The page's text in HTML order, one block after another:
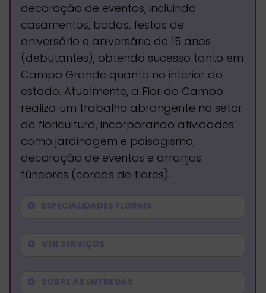
decoração de eventos, incluindo
casamentos, bodas, festas de
aniversário e aniversário de 15 anos
(debutantes), obtendo sucesso tanto em
Campo Grande quanto no interior do
estado. Atualmente, a Flor do Campo
realiza um trabalho abrangente no setor
de floricultura, incorporando atividades
como jardinagem e paisagismo,
decoração de eventos e arranjos
fúnebres (coroas de flores).
ESPECIALIDADES FLORAIS
VER SERVIÇOS
SOBRE AS ENTREGAS